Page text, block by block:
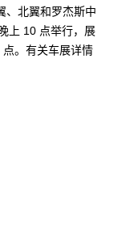
、北翼和罗杰斯中
上 10 点举行，展
。有关车展详情